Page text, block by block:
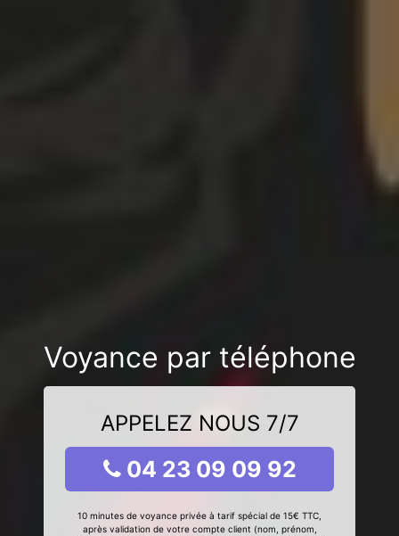
Voyance par téléphone
APPELEZ NOUS 7/7
04 23 09 09 92
10 minutes de voyance privée à tarif spécial de 15€ TTC,
après validation de votre compte client (nom, prénom,